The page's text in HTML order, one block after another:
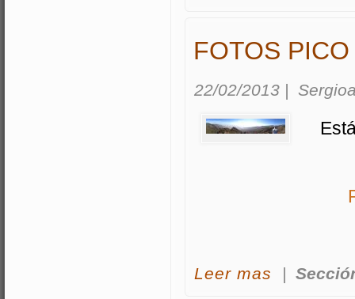
FOTOS
22/02/2013 |
Leer mas acerca Fotos
|